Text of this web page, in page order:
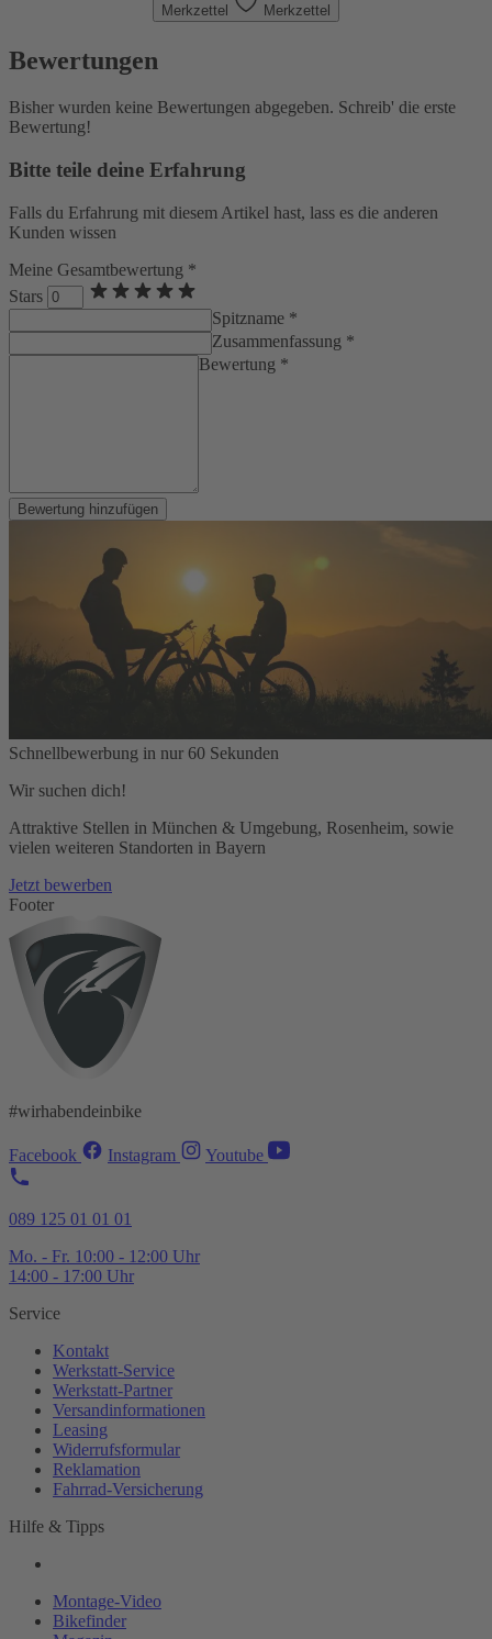
Merkzettel Merkzettel
Bewertungen
Bisher wurden keine Bewertungen abgegeben. Schreib' die erste
Bewertung!
Bitte teile deine Erfahrung
Falls du Erfahrung mit diesem Artikel hast, lass es die anderen
Kunden wissen
Meine Gesamtbewertung *
Stars
Spitzname *
Zusammenfassung *
Bewertung *
Bewertung hinzufügen
Schnellbewerbung in nur 60 Sekunden
Wir suchen dich!
Attraktive Stellen in München & Umgebung, Rosenheim, sowie
vielen weiteren Standorten in Bayern
Jetzt bewerben
Footer
#wirhabendeinbike
Facebook Instagram Youtube
089 125 01 01 01
Mo. - Fr. 10:00 - 12:00 Uhr
14:00 - 17:00 Uhr
Service
Kontakt
Werkstatt-Service
Werkstatt-Partner
Versandinformationen
Leasing
Widerrufsformular
Reklamation
Fahrrad-Versicherung
Hilfe & Tipps
Montage-Video
Bikefinder